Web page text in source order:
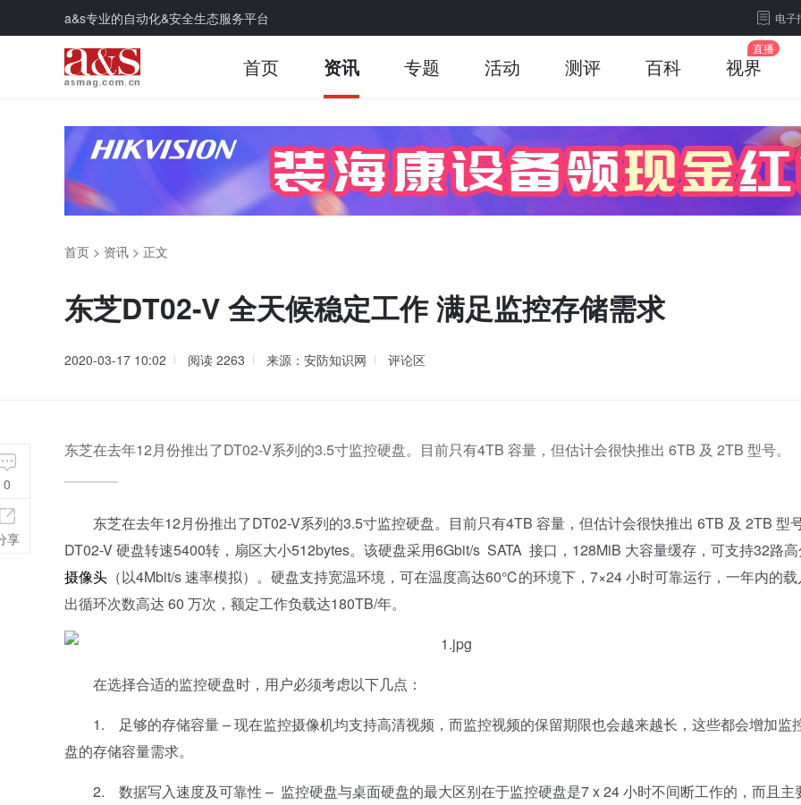
a&s专业的自动化&安全生态服务平台 电子
首页 资讯 专题 活动 测评 百科 视界
首页 > 资讯 > 正文
东芝DT02-V 全天候稳定工作 满足监控存储需求
2020-03-17 10:02 阅读 2263 来源：安防知识网 评论区
东芝在去年12月份推出了DT02-V系列的3.5寸监控硬盘。目前只有4TB 容量，但估计会很快推出 6TB 及 2TB 型号。
东芝在去年12月份推出了DT02-V系列的3.5寸监控硬盘。目前只有4TB 容量，但估计会很快推出 6TB 及 2TB 型
DT02-V 硬盘转速5400转，扇区大小512bytes。该硬盘采用6Gbit/s SATA 接口，128MiB 大容量缓存，可支持32路
摄像头 （以4Mbit/s 速率模拟）。硬盘支持宽温环境，可在温度高达60℃的环境下，7×24 小时可靠运行，一年内的
出循环次数高达 60 万次，额定工作负载达180TB/年。
在选择合适的监控硬盘时，用户必须考虑以下几点：
1. 足够的存储容量 – 现在监控摄像机均支持高清视频，而监控视频的保留期限也会越来越长，这些都会增加监
盘的存储容量需求。
2. 数据写入速度及可靠性 – 监控硬盘与桌面硬盘的最大区别在于监控硬盘是7 x 24 小时不间断工作的，而且主
0
享